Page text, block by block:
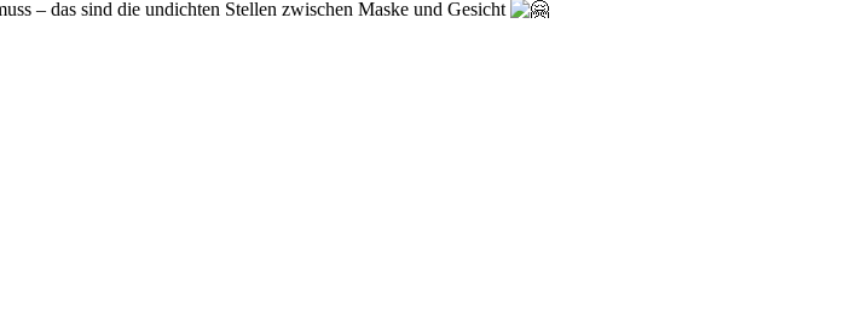
– das sind die undichten Stellen zwischen Maske und Gesicht